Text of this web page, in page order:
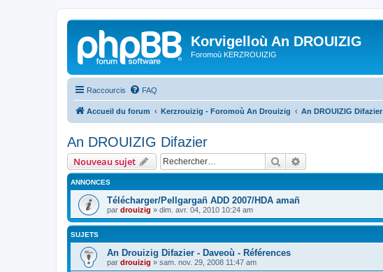
Korvigelloù An DROUIZIG
Foromoù KERZROUIZIG
Raccourcis FAQ
Accueil du forum Kerzrouizig - Foromoù An Drouizig An DROUIZIG Difazier
An DROUIZIG Difazier
Nouveau sujet Rechercher
ANNONCES
Télécharger/Pellgargañ ADD 2007/HDA amañ
par drouizig » dim. avr. 04, 2010 10:24 am
SUJETS
An Drouizig Difazier - Daveoù - Références
par drouizig » sam. nov. 29, 2008 11:47 am